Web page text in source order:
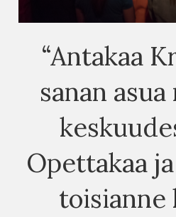
“Antakaa
sanan
Opettakaa
toisianne